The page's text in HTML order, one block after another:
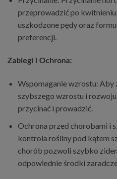
przeprowadzić po
uszkodzone pędy oraz
preferencji.
Zabiegi i Ochrona:
Wspomaganie wzrostu: Aby
szybszego wzrostu i
przycinać i prowadzić.
Ochrona przed chorobami i
kontrola rośliny pod kątem
chorób pozwoli szybko
odpowiednie środki